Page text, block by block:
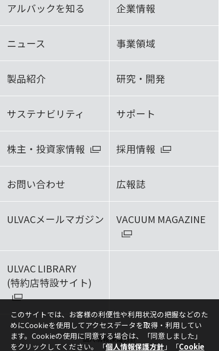
アルバックを知る 企業情報
ニュース 事業領域
製品紹介 研究・開発
サステナビリティ サポート
株主・投資家情報 採用情報
お問い合わせ 広報誌
ULVACメールマガジン VACUUM MAGAZINE
ULVAC LIBRARY
(特約店特設サイト)
個人情報保護方針
このサイトでは、お客様の利便性や利用状況の把握などのた
めにCookieを使用してアクセスデータを取得・利用してい
ます。Cookieの使用に同意する場合は、
「同意しました」
をクリックしてください。「個人情報保護方針 」「Cookie